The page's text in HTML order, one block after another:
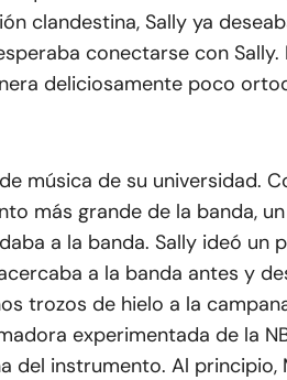
clandestina, Sally ya
conectarse con Sally.
deliciosamente poco
música de su universidad.
más grande de la banda,
a la banda. Sally ideó un
a la banda antes y
trozos de hielo a la
experimentada de la
del instrumento. Al principio,